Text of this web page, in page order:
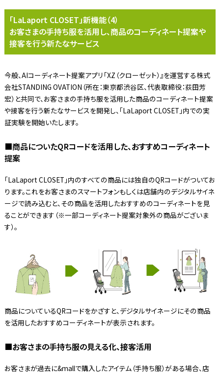
「LaLaport CLOSET」新機能（4）
お客さまの手持ち服を活用し、商品のコーディネート提案や
接客を行う新たなサービス
今般、AIコーディネート提案アプリ「XZ（クローゼット）』を運営する株式
会社STANDING OVATION（所在：東京都渋谷区、代表取締役：荻田芳
宏）と共同で、お客さまの手持ち服を活用した商品のコーディネート提案
や接客を行う新たなサービスを開発し、「LaLaport CLOSET」内での実
証実験を開始いたします。
■商品についたQRコードを活用した、おすすめコーディネート
提案
「LaLaport CLOSET」内のすべての商品には独自のQRコードがついてお
ります。これをお客さまのスマートフォンもしくは店舗内のデジタルサイネ
ージで読み込むと、その商品を活用したおすすめのコーディネートを見
ることができます（※一部コーディネート提案対象外の商品がございま
す）。
商品についているQRコードをかざすと、デジタルサイネージにその商品
を活用したおすすめコーディネートが表示されます。
■お客さまの手持ち服の見える化、接客活用
お客さまが過去に&mallで購入したアイテム（手持ち服）がある場合、店